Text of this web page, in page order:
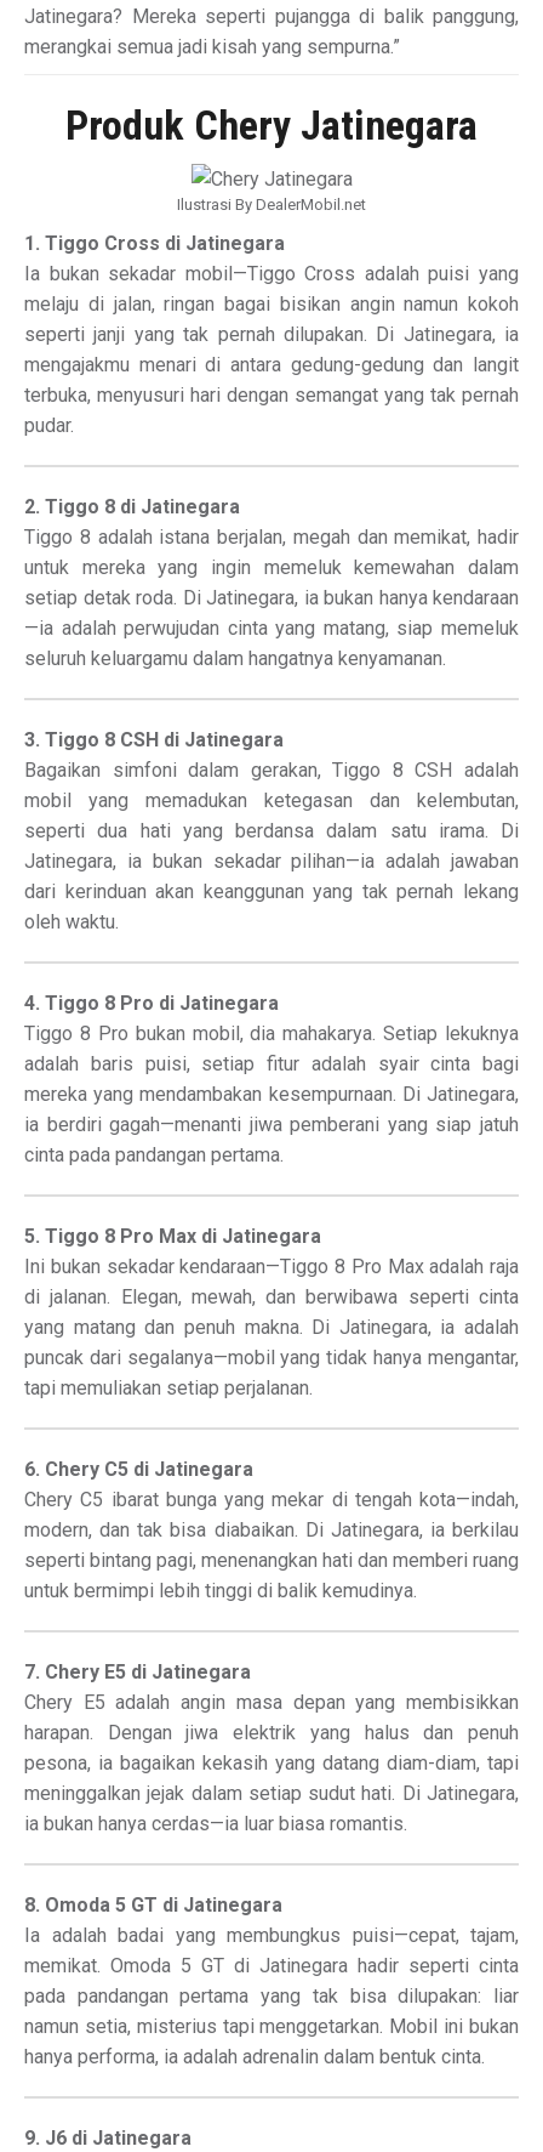
Jatinegara? Mereka seperti pujangga di balik panggung,
merangkai semua jadi kisah yang sempurna.”
Produk Chery Jatinegara
Ilustrasi By DealerMobil.net
1. Tiggo Cross di Jatinegara
Ia bukan sekadar mobil—Tiggo Cross adalah puisi yang
melaju di jalan, ringan bagai bisikan angin namun kokoh
seperti janji yang tak pernah dilupakan. Di Jatinegara, ia
mengajakmu menari di antara gedung-gedung dan langit
terbuka, menyusuri hari dengan semangat yang tak pernah
pudar.
2. Tiggo 8 di Jatinegara
Tiggo 8 adalah istana berjalan, megah dan memikat, hadir
untuk mereka yang ingin memeluk kemewahan dalam
setiap detak roda. Di Jatinegara, ia bukan hanya kendaraan
—ia adalah perwujudan cinta yang matang, siap memeluk
seluruh keluargamu dalam hangatnya kenyamanan.
3. Tiggo 8 CSH di Jatinegara
Bagaikan simfoni dalam gerakan, Tiggo 8 CSH adalah
mobil yang memadukan ketegasan dan kelembutan,
seperti dua hati yang berdansa dalam satu irama. Di
Jatinegara, ia bukan sekadar pilihan—ia adalah jawaban
dari kerinduan akan keanggunan yang tak pernah lekang
oleh waktu.
4. Tiggo 8 Pro di Jatinegara
Tiggo 8 Pro bukan mobil, dia mahakarya. Setiap lekuknya
adalah baris puisi, setiap fitur adalah syair cinta bagi
mereka yang mendambakan kesempurnaan. Di Jatinegara,
ia berdiri gagah—menanti jiwa pemberani yang siap jatuh
cinta pada pandangan pertama.
5. Tiggo 8 Pro Max di Jatinegara
Ini bukan sekadar kendaraan—Tiggo 8 Pro Max adalah raja
di jalanan. Elegan, mewah, dan berwibawa seperti cinta
yang matang dan penuh makna. Di Jatinegara, ia adalah
puncak dari segalanya—mobil yang tidak hanya mengantar,
tapi memuliakan setiap perjalanan.
6. Chery C5 di Jatinegara
Chery C5 ibarat bunga yang mekar di tengah kota—indah,
modern, dan tak bisa diabaikan. Di Jatinegara, ia berkilau
seperti bintang pagi, menenangkan hati dan memberi ruang
untuk bermimpi lebih tinggi di balik kemudinya.
7. Chery E5 di Jatinegara
Chery E5 adalah angin masa depan yang membisikkan
harapan. Dengan jiwa elektrik yang halus dan penuh
pesona, ia bagaikan kekasih yang datang diam-diam, tapi
meninggalkan jejak dalam setiap sudut hati. Di Jatinegara,
ia bukan hanya cerdas—ia luar biasa romantis.
8. Omoda 5 GT di Jatinegara
Ia adalah badai yang membungkus puisi—cepat, tajam,
memikat. Omoda 5 GT di Jatinegara hadir seperti cinta
pada pandangan pertama yang tak bisa dilupakan: liar
namun setia, misterius tapi menggetarkan. Mobil ini bukan
hanya performa, ia adalah adrenalin dalam bentuk cinta.
9. J6 di Jatinegara